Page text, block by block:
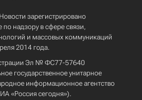
зарегистрировано
надзору в сфере связи,
и массовых коммуникаций
2014 года.
Эл № ФС77-57640
государственное унитарное
информационное агентство
«Россия сегодня»).